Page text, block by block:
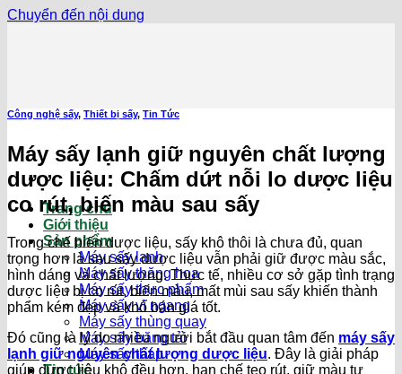
Chuyển đến nội dung
Trang chủ
Giới thiệu
Sản phẩm
Máy sấy lạnh
Máy sấy thăng hoa
Máy sấy thực phẩm
Máy sấy vĩ ngang
Máy sấy thùng quay
Máy sấy băng tải
Máy sấy tháp
Tin tức
Công nghệ sấy, Thiết bị sấy, Tin Tức
Máy sấy lạnh giữ nguyên chất lượng
dược liệu: Chấm dứt nỗi lo dược liệu
co rút, biến màu sau sấy
Trong chế biến dược liệu, sấy khô thôi là chưa đủ, quan
trọng hơn là sau sấy dược liệu vẫn phải giữ được màu sắc,
hình dáng và chất lượng. Thực tế, nhiều cơ sở gặp tình trạng
dược liệu bị co rút, biến màu, mất mùi sau sấy khiến thành
phẩm kém đẹp và khó bán giá tốt.
Đó cũng là lý do nhiều người bắt đầu quan tâm đến máy sấy
lạnh giữ nguyên chất lượng dược liệu. Đây là giải pháp
giúp dược liệu khô đều hơn, hạn chế teo rút, giữ màu tự